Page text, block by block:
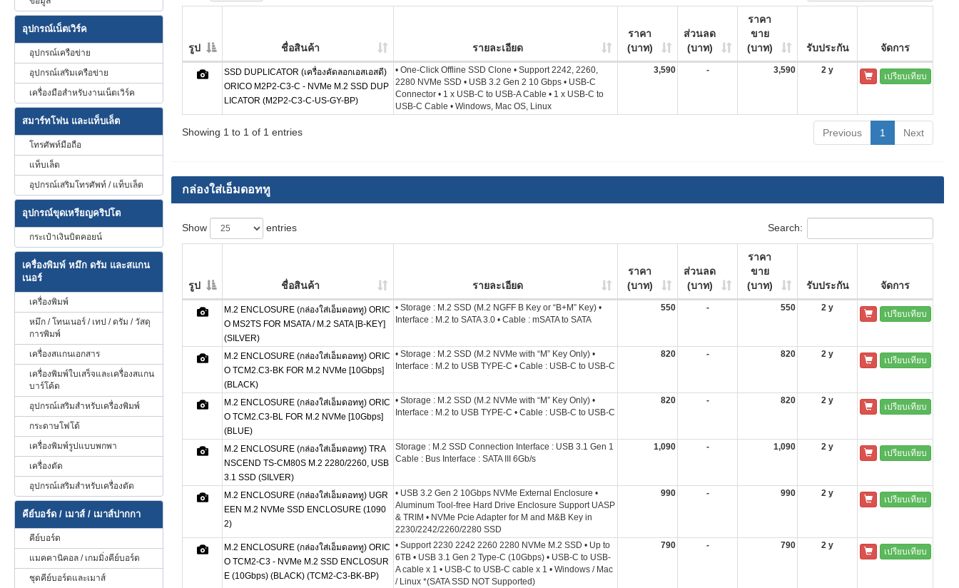
อุปกรณ์เน็ตเวิร์ค
อุปกรณ์เครือข่าย
อุปกรณ์เสริมเครือข่าย
เครื่องมือสำหรับงานเน็ตเวิร์ค
สมาร์ทโฟน และแท็บเล็ต
โทรศัพท์มือถือ
แท็บเล็ต
อุปกรณ์เสริมโทรศัพท์ / แท็บเล็ต
อุปกรณ์ขุดเหรียญคริปโต
กระเป๋าเงินบิตคอยน์
เครื่องพิมพ์ หมึก ดรัม และสแกน
เนอร์
เครื่องพิมพ์
หมึก / โทนเนอร์ / เทป / ดรัม / วัสดุ
การพิมพ์
เครื่องสแกนเอกสาร
เครื่องพิมพ์ใบเสร็จและเครื่องสแกน
บาร์โค้ด
อุปกรณ์เสริมสำหรับเครื่องพิมพ์
กระดาษโฟโต้
เครื่องพิมพ์รูปแบบพกพา
เครื่องตัด
อุปกรณ์เสริมสำหรับเครื่องตัด
คีย์บอร์ด / เมาส์ / เมาส์ปากกา
คีย์บอร์ด
แมคคานิคอล / เกมมิ่งคีย์บอร์ด
ชุดคีย์บอร์ดและเมาส์
รูป ชื่อสินค้า รายละเอียด
ราคา
(บาท)
ส่วนลด
(บาท)
ราคา
ขาย
(บาท)
รับประกัน จัดการ
SSD DUPLICATOR (เครื่องคัดลอกเอสเอสดี)
ORICO M2P2-C3-C - NVMe M.2 SSD DUP
LICATOR (M2P2-C3-C-US-GY-BP)
• One-Click Offline SSD Clone • Support 2242, 2260,
2280 NVMe SSD • USB 3.2 Gen 2 10 Gbps • USB-C
Connector • 1 x USB-C to USB-A Cable • 1 x USB-C to
USB-C Cable • Windows, Mac OS, Linux
3,590 - 3,590 2 y
เปรียบเทียบ
Showing 1 to 1 of 1 entries Previous 1 Next
กล่องใส่เอ็มดอททู
Show entries Search:
รูป ชื่อสินค้า รายละเอียด
ราคา
(บาท)
ส่วนลด
(บาท)
ราคา
ขาย
(บาท)
รับประกัน จัดการ
M.2 ENCLOSURE (กล่องใส่เอ็มดอททู) ORIC
O MS2TS FOR MSATA / M.2 SATA [B-KEY]
(SILVER)
• Storage : M.2 SSD (M.2 NGFF B Key or “B+M” Key) •
Interface : M.2 to SATA 3.0 • Cable : mSATA to SATA
550 - 550 2 y
เปรียบเทียบ
M.2 ENCLOSURE (กล่องใส่เอ็มดอททู) ORIC
O TCM2.C3-BK FOR M.2 NVMe [10Gbps]
(BLACK)
• Storage : M.2 SSD (M.2 NVMe with “M” Key Only) •
Interface : M.2 to USB TYPE-C • Cable : USB-C to USB-C
820 - 820 2 y
เปรียบเทียบ
M.2 ENCLOSURE (กล่องใส่เอ็มดอททู) ORIC
O TCM2.C3-BL FOR M.2 NVMe [10Gbps]
(BLUE)
• Storage : M.2 SSD (M.2 NVMe with “M” Key Only) •
Interface : M.2 to USB TYPE-C • Cable : USB-C to USB-C
820 - 820 2 y
เปรียบเทียบ
M.2 ENCLOSURE (กล่องใส่เอ็มดอททู) TRA
NSCEND TS-CM80S M.2 2280/2260, USB
3.1 SSD (SILVER)
Storage : M.2 SSD Connection Interface : USB 3.1 Gen 1
Cable : Bus Interface : SATA III 6Gb/s
1,090 - 1,090 2 y
เปรียบเทียบ
M.2 ENCLOSURE (กล่องใส่เอ็มดอททู) UGR
EEN M.2 NVMe SSD ENCLOSURE (1090
2)
• USB 3.2 Gen 2 10Gbps NVMe External Enclosure •
Aluminum Tool-free Hard Drive Enclosure Support UASP
& TRIM • NVMe Pcie Adapter for M and M&B Key in
2230/2242/2260/2280 SSD
990 - 990 2 y
เปรียบเทียบ
M.2 ENCLOSURE (กล่องใส่เอ็มดอททู) ORIC
O TCM2-C3 - NVMe M.2 SSD ENCLOSUR
E (10Gbps) (BLACK) (TCM2-C3-BK-BP)
• Support 2230 2242 2260 2280 NVMe M.2 SSD • Up to
6TB • USB 3.1 Gen 2 Type-C (10Gbps) • USB-C to USB-
A cable x 1 • USB-C to USB-C cable x 1 • Windows / Mac
/ Linux *(SATA SSD NOT Supported)
790 - 790 2 y
เปรียบเทียบ